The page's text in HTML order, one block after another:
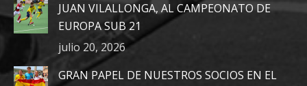
JUAN VILALLONGA, AL CAMPEONATO DE
EUROPA SUB 21
julio 20, 2026
GRAN PAPEL DE NUESTROS SOCIOS EN EL